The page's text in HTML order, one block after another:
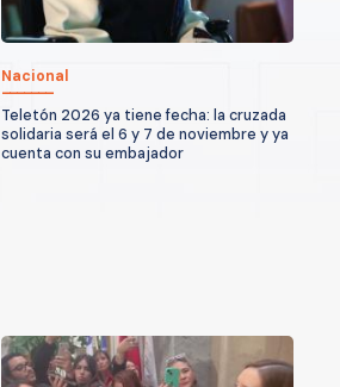
Nacional
Teletón 2026 ya tiene fecha: la cruzada
solidaria será el 6 y 7 de noviembre y ya
cuenta con su embajador